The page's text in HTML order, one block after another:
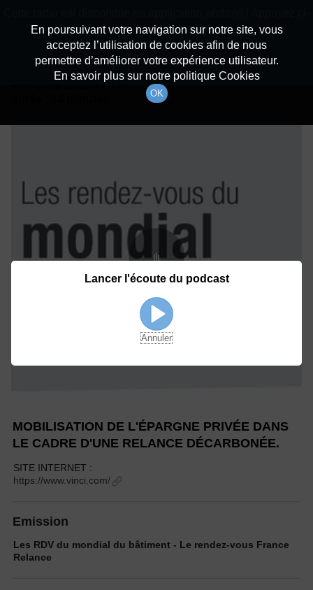
Détails De L'épisode
à 7h30
MOBILISATION DE L'ÉPARGNE PRIVÉE DANS
LE CADRE D'UNE RELANCE DÉCARBONÉE.
SITE INTERNET :
https://www.vinci.com/
Emission
Les RDV du mondial du bâtiment - Le rendez-vous France
Relance
En poursuivant votre navigation sur notre site, vous
acceptez l’utilisation de cookies afin de nous
permettre d’améliorer votre expérience utilisateur.
En savoir plus sur notre politique Cookies
OK
dessous pour l'installer.
Non merci Télécharger l'application
Lancer l'écoute du podcast
Annuler